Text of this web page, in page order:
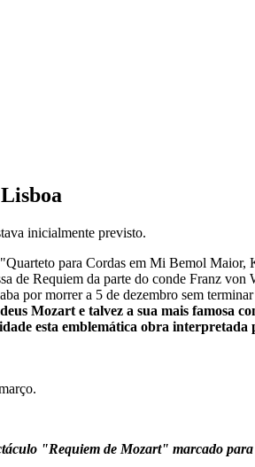
inicialmente previsto.
para Cordas em Mi Bemol
de Requiem da parte do conde Franz
por morrer a 5 de dezembro sem
Mozart e talvez a sua mais famosa
esta emblemática obra
"Requiem de Mozart" marcado